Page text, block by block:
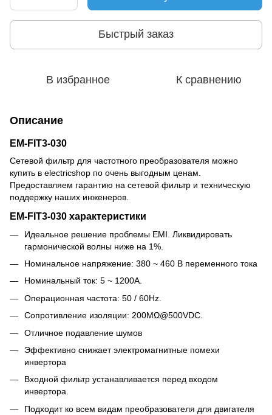
Быстрый заказ
В избранное К сравнению
Описание
EM-FIT3-030
Сетевой фильтр для частотного преобразователя можно
купить в electricshop по очень выгодным ценам.
Предоставляем гарантию на сетевой фильтр и техническую
поддержку наших инженеров.
EM-FIT3-030 характеристики
Идеальное решение проблемы EMI. Ликвидировать
гармонической волны ниже на 1%.
Номинальное напряжение: 380 ~ 460 В переменного тока
Номинальный ток: 5 ~ 1200A.
Операционная частота: 50 / 60Hz.
Сопротивление изоляции: 200MΩ@500VDC.
Отличное подавление шумов
Эффективно снижает электромагнитные помехи
инвертора
Входной фильтр устанавливается перед входом
инвертора.
Подходит ко всем видам преобразователя для двигателя